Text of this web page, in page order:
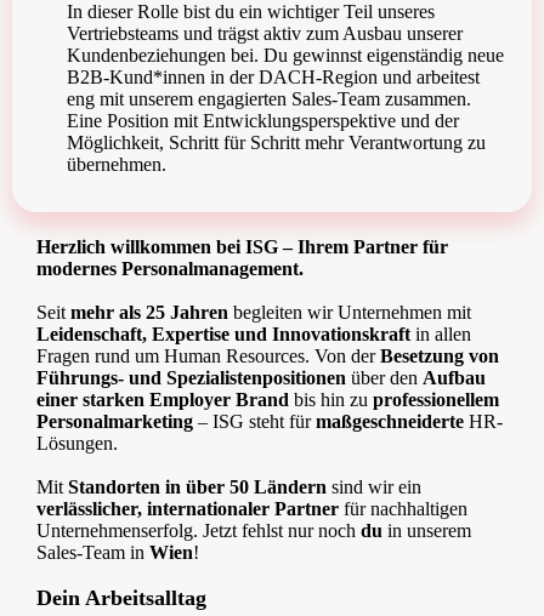
In dieser Rolle bist du ein wichtiger Teil unseres
Vertriebsteams und trägst aktiv zum Ausbau unserer
Kundenbeziehungen bei. Du gewinnst eigenständig neue
B2B-Kund*innen in der DACH-Region und arbeitest
eng mit unserem engagierten Sales-Team zusammen.
Eine Position mit Entwicklungsperspektive und der
Möglichkeit, Schritt für Schritt mehr Verantwortung zu
übernehmen.
Herzlich willkommen bei ISG – Ihrem Partner für
modernes Personalmanagement.
Seit mehr als 25 Jahren begleiten wir Unternehmen mit
Leidenschaft, Expertise und Innovationskraft in allen
Fragen rund um Human Resources. Von derBesetzung von
Führungs- und Spezialistenpositionen über den Aufbau
einer starken Employer Brand bis hin zu professionellem
Personalmarketing – ISG steht fürmaßgeschneiderte HR-
Lösungen.
Mit Standorten in über 50 Ländern sind wir ein
verlässlicher, internationaler Partner für nachhaltigen
Unternehmenserfolg. Jetzt fehlst nur noch du in unserem
Sales-Team in Wien!
Dein Arbeitsalltag